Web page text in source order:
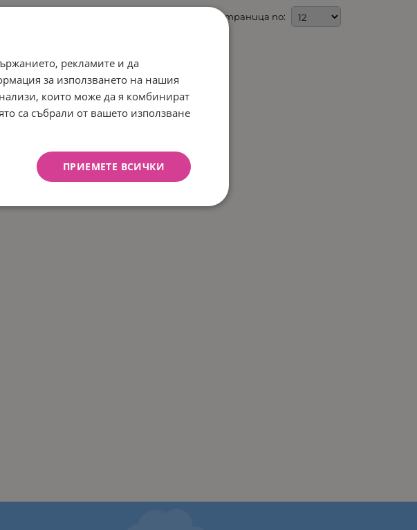
На страница по:
рекламите и да
за използването на нашия
които може да я комбинират
са събрали от вашето използване
ПРИЕМЕТЕ ВСИЧКИ